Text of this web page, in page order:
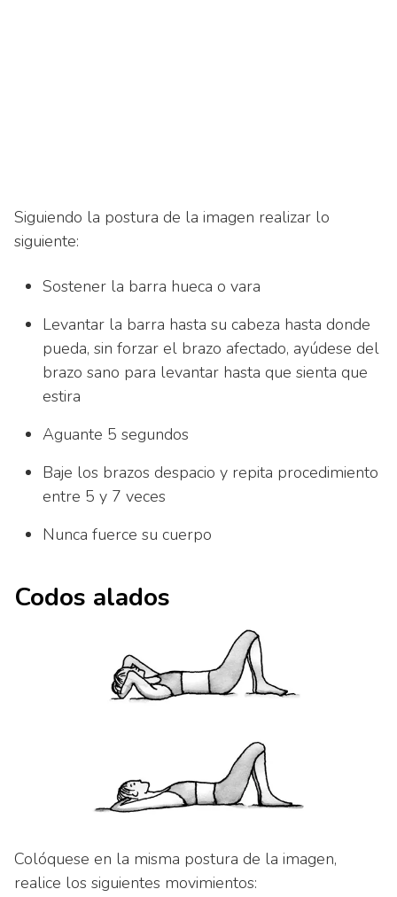
Siguiendo la postura de la imagen realizar lo
siguiente:
Sostener la barra hueca o vara
Levantar la barra hasta su cabeza hasta donde
pueda, sin forzar el brazo afectado, ayúdese del
brazo sano para levantar hasta que sienta que
estira
Aguante 5 segundos
Baje los brazos despacio y repita procedimiento
entre 5 y 7 veces
Nunca fuerce su cuerpo
Codos alados
Colóquese en la misma postura de la imagen,
realice los siguientes movimientos: